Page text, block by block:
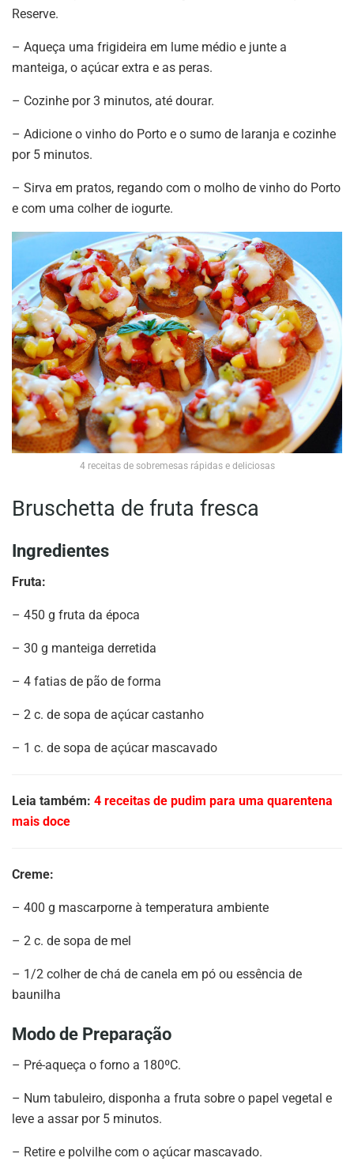
Reserve.
– Aqueça uma frigideira em lume médio e junte a
manteiga, o açúcar extra e as peras.
– Cozinhe por 3 minutos, até dourar.
– Adicione o vinho do Porto e o sumo de laranja e cozinhe
por 5 minutos.
– Sirva em pratos, regando com o molho de vinho do Porto
e com uma colher de iogurte.
4 receitas de sobremesas rápidas e deliciosas
Bruschetta de fruta fresca
Ingredientes
Fruta:
– 450 g fruta da época
– 30 g manteiga derretida
– 4 fatias de pão de forma
– 2 c. de sopa de açúcar castanho
– 1 c. de sopa de açúcar mascavado
Leia também: 4 receitas de pudim para uma quarentena
mais doce
Creme:
– 400 g mascarporne à temperatura ambiente
– 2 c. de sopa de mel
– 1/2 colher de chá de canela em pó ou essência de
baunilha
Modo de Preparação
– Pré-aqueça o forno a 180ºC.
– Num tabuleiro, disponha a fruta sobre o papel vegetal e
leve a assar por 5 minutos.
– Retire e polvilhe com o açúcar mascavado.